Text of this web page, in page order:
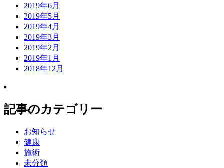
2019年6月
2019年5月
2019年4月
2019年3月
2019年2月
2019年1月
2018年12月
記事のカテゴリー
お知らせ
健康
施術
未分類